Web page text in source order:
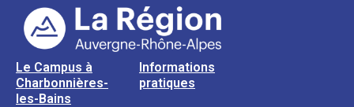
Le Campus à
Charbonnières-
les-Bains
Informations
pratiques